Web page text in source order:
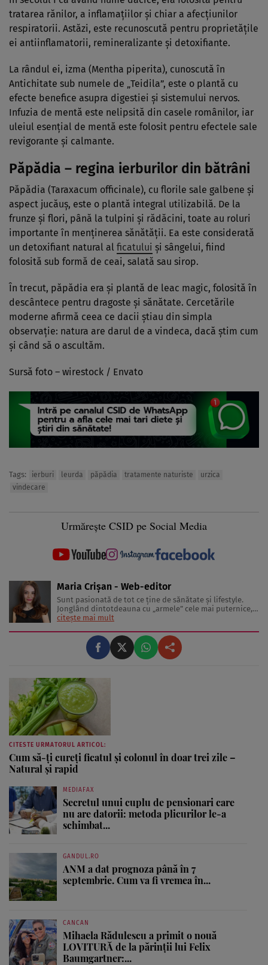
tratarea rănilor, a inflamațiilor și chiar a afecțiunilor
respiratorii. Astăzi, este recunoscută pentru proprietățile
ei antiinflamatorii, remineralizante și detoxifiante.
La rândul ei, izma (Mentha piperita), cunoscută în
Antichitate sub numele de „Teidila”, este o plantă cu
efecte benefice asupra digestiei și sistemului nervos.
Infuzia de mentă este nelipsită din casele românilor, iar
uleiul esențial de mentă este folosit pentru efectele sale
revigorante și calmante.
Păpădia – regina ierburilor din bătrâni
Păpădia (Taraxacum officinale), cu florile sale galbene și
aspect jucăuș, este o plantă integral utilizabilă. De la
frunze și flori, până la tulpini și rădăcini, toate au roluri
importante în menținerea sănătății. Ea este considerată
un detoxifiant natural al ficatului și sângelui, fiind
folosită sub formă de ceai, salată sau sirop.
În trecut, păpădia era și plantă de leac magic, folosită în
descântece pentru dragoste și sănătate. Cercetările
moderne afirmă ceea ce dacii știau din simpla
observație: natura are darul de a vindeca, dacă știm cum
și când să o ascultăm.
Sursă foto – wirestock / Envato
Tags: ierburi leurda păpădia tratamente naturiste
urzica
vindecare
Urmărește CSID pe Social Media
Maria Crișan - Web-editor
Sunt pasionată de tot ce ține de sănătate și lifestyle.
Jonglând dintotdeauna cu „armele” cele mai puternice,
cuvintele, îmi place să împărtășesc cu cititorii diverse
sănătos și frumos. Lucrez în jurnalism de 3 ani, ...
citește mai mult
CITESTE URMATORUL ARTICOL:
Cum să-ți cureți ficatul și colonul în doar trei zile –
Natural și rapid
MEDIAFAX
Secretul unui cuplu de pensionari care
nu are datorii: metoda plicurilor le-a
schimbat...
GANDUL.RO
ANM a dat prognoza până în 7
septembrie. Cum va fi vremea în...
CANCAN
Mihaela Rădulescu a primit o nouă
LOVITURĂ de la părinții lui Felix
Baumgartner:...